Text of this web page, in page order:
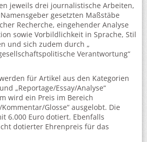
jeweils drei journalistische Arbeiten,
gesetzten Maßstäbe
Recherche, eingehender Analyse
sowie Vorbildlichkeit in Sprache, Stil
und sich zudem durch „
Verantwortung“
für Artikel aus den Kategorien
„Reportage/Essay/Analyse“
wird ein Preis im Bereich
Glosse“ ausgelobt. Die
6.000 Euro dotiert. Ebenfalls
dotierter Ehrenpreis für das